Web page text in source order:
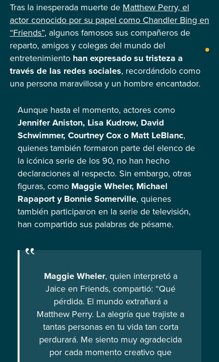
como una persona maravillosa y un hombre encantador.
Aunque hasta el momento, actores […]
Tras la inesperada muerte de Matthew Perry, el
actor conocido por su papel como Chandler Bing en
“Friends”, algunos famosos sus compañeros de
reparto, amigos y colegas del mundo del
entretenimiento han expresado su tristeza a
través de las redes sociales, recordándolo como
una persona maravillosa y un hombre encantador.
Aunque hasta el momento, actores como
Jennifer Aniston, Lisa Kudrow, David
Schwimmer, Courtney Cox o Matt LeBlanc,
quienes también formaron parte del elenco de
la icónica serie de los 90, no han hecho
declaraciones al respecto. Sin embargo, otras
figuras, como Maggie Wheler, Michael
Rapaport y Bonnie Somerville, quienes
también participaron en la serie de televisión,
han compartido sus palabras de pésame.
Maggie Wheler, quien interpretó a
Jaice en Friends, compartió: “Qué
pérdida. El mundo extrañará a
Matthew Perry. La alegría que trajiste a
tantas personas en tu vida tan corta
perdurará. Me siento muy agradecida
por cada momento creativo que